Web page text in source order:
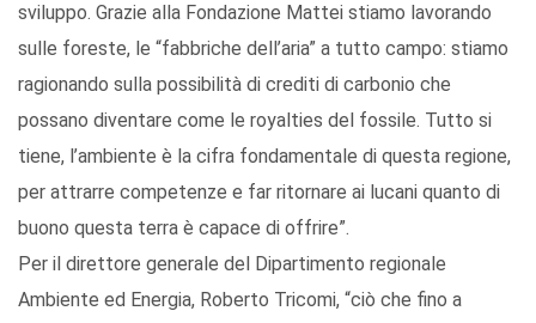
sviluppo. Grazie alla Fondazione Mattei stiamo lavorando
sulle foreste, le “fabbriche dell’aria” a tutto campo: stiamo
ragionando sulla possibilità di crediti di carbonio che
possano diventare come le royalties del fossile. Tutto si
tiene, l’ambiente è la cifra fondamentale di questa regione,
per attrarre competenze e far ritornare ai lucani quanto di
buono questa terra è capace di offrire”.
Per il direttore generale del Dipartimento regionale
Ambiente ed Energia, Roberto Tricomi, “ciò che fino a